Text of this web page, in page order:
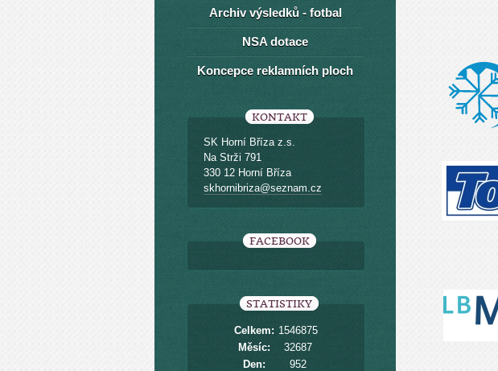
Archiv výsledků - fotbal
NSA dotace
Koncepce reklamních ploch
KONTAKT
SK Horní Bříza z.s.
Na Strži 791
330 12 Horní Bříza
skhornibriza@seznam.cz
FACEBOOK
STATISTIKY
Celkem: 1546875
Měsíc:
32687
Den:
952